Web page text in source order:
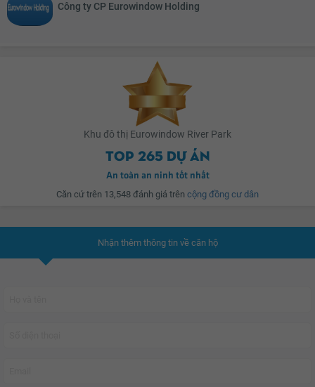
dự án nhận được sự quan tâm của rất nhiều khách hàng. Phối cảnh tổng
thể Khu đô thị Eurowindow River Park. Dự án
2000 căn hộ chung cư, 65 lô biệt thự liền kề, 138 căn Shophouse, 99 căn
Officetel. Các căn hộ được xây dựng với đa dạng các loại diện tích từ 63m2
đến 99m2 phù hợp cho sự lựa chọn của mọi khách hàng.
Eurowindow River Parkđược đầu tư xây dựng hệ thống hạ tầng kĩ
thuật đồng bộ với các dịch vụ tiện ích đầy đủ như: Trường học, khu trung
tâm thương mại, bệnh viện, trung tâm thương mại, siêu thị, khu tập luyện thể
Với mong muốn đem tới cho cư dân một bất động sản uy tín và chất lượng
cao theo tiêu chuẩn quốc tế, chủ đầu tư đã dành rất nhiều tâm huyết, công
sức cùng với các nhà thiết kế nổi tiếng dày dặn kinh nghiệm, xây dựng
Công ty CP Eurowindow Holding
Khu đô thị Eurowindow River Park
Top 265 dự án
An toàn an ninh tốt nhất
Căn cứ trên 13,548 đánh giá trên cộng đồng cư dân
Nhận thêm thông tin về căn hộ